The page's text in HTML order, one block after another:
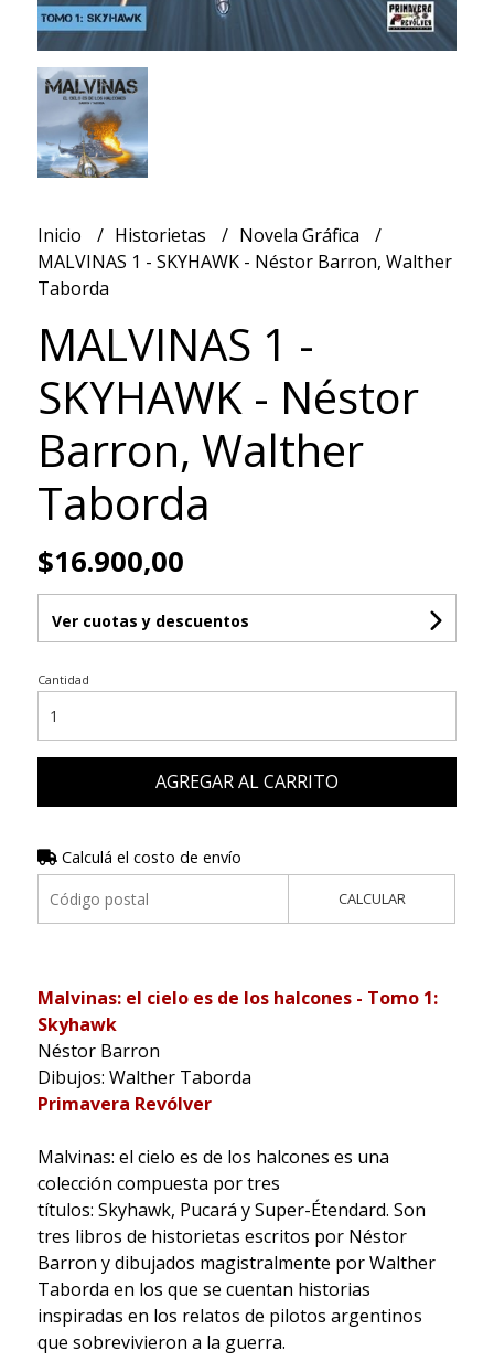
Inicio Historietas
Novela Gráfica
MALVINAS 1 - SKYHAWK - Néstor Barron, Walther
Taborda
MALVINAS 1 -
SKYHAWK - Néstor
Barron, Walther
Taborda
$16.900,00
Ver cuotas y descuentos
Cantidad
AGREGAR AL CARRITO
Calculá el costo de envío
CALCULAR
Malvinas: el cielo es de los halcones - Tomo 1:
Skyhawk
Néstor Barron
Dibujos: Walther Taborda
Primavera Revólver
Malvinas: el cielo es de los halcones es una
colección compuesta por tres
títulos: Skyhawk, Pucará y Super-Étendard. Son
tres libros de historietas escritos por Néstor
Barron y dibujados magistralmente por Walther
Taborda en los que se cuentan historias
inspiradas en los relatos de pilotos argentinos
que sobrevivieron a la guerra.